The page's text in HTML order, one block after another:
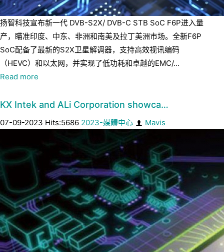
扬智科技宣布新一代 DVB-S2X/ DVB-C STB SoC F6P进入量
产，瞄准印度、中东、非洲和南美及拉丁美洲市场。全新F6P
SoC配备了最新的S2X卫星解调器，支持高效视讯编码
（HEVC）和以太网，并实现了低功耗和卓越的EMC/...
Read more
KX Intek and ALi Corporation showca…
07-09-2023 Hits:5686 2023-媒體中心 Mavis